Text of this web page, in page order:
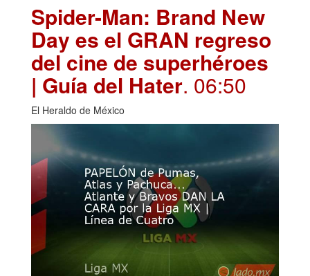
Spider-Man: Brand New
Day es el GRAN regreso
del cine de superhéroes
| Guía del Hater. 06:50
El Heraldo de México